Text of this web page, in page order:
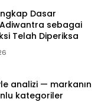
Dasar
sebagai
Telah Diperiksa
analizi — markanın
kategoriler